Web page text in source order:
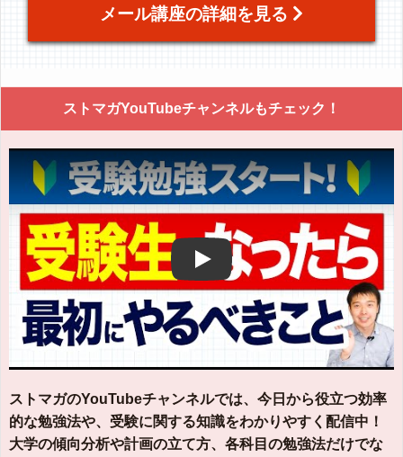
メール講座の詳細を見る
ストマガYouTubeチャンネルもチェック！
Play
ストマガのYouTubeチャンネルでは、今日から役立つ効率
的な勉強法や、受験に関する知識をわかりやすく配信中！
大学の傾向分析や計画の立て方、各科目の勉強法だけでな